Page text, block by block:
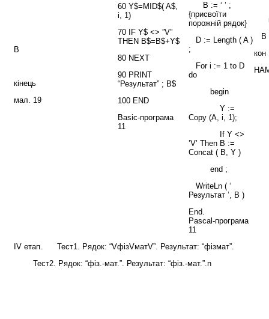
B
кінець
мал. 19
B
кон
60 Y$=MID$( A$,
i, 1)
70 IF Y$ <> ”V”
THEN B$=B$+Y$
80 NEXT
90 PRINT
“Результат” ; B$
100 END
Basic-програма
11
B := ‘ ’ ;
{присвоїти
порожній рядок}
D := Length ( A )
;
For i := 1 to D
do
begin
Y :=
Copy (A, i, 1);
If Y <>
’V’ Then B :=
Concat ( B, Y )
end ;
WriteLn ( ‘
Результат ’, B )
End.
Pascal-програма
11
IV етап. Тест1. Рядок: “VфізVматV”. Результат: “фізмат”.
Тест2. Рядок: “фіз.-мат.”. Результат: “фіз.-мат.”.n